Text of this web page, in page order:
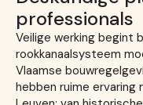
professionals
Veilige werking begint
rookkanaalsysteem
Vlaamse
hebben ruime